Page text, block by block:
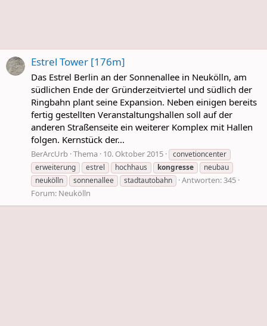
Estrel Tower [176m]
Das Estrel Berlin an der Sonnenallee in Neukölln, am
südlichen Ende der Gründerzeitviertel und südlich der
Ringbahn plant seine Expansion. Neben einigen bereits
fertig gestellten Veranstaltungshallen soll auf der
anderen Straßenseite ein weiterer Komplex mit Hallen
folgen. Kernstück der...
BerArcUrb Thema 10. Oktober 2015
convetioncenter
erweiterung
estrel hochhaus kongresse
neubau
neukölln
sonnenallee stadtautobahn
Antworten: 345
Forum: Neukölln